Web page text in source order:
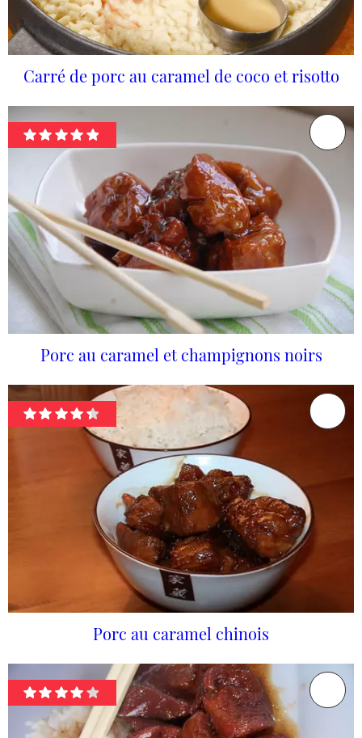
Carré de porc au caramel de coco et risotto
Porc au caramel et champignons noirs
Porc au caramel chinois